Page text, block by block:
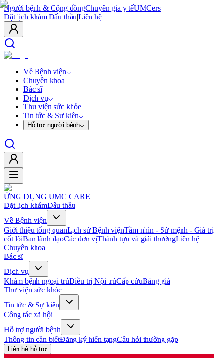
Người bệnh & Cộng đồngChuyên gia y tếUMCers
Đặt lịch khám|Đấu thầu|Liên hệ
Về Bệnh viện
Chuyên khoa
Bác sĩ
Dịch vụ
Thư viện sức khỏe
Tin tức & Sự kiện
Hỗ trợ người bệnh
ỨNG DỤNG UMC CARE
Đặt lịch khámĐấu thầu
Về Bệnh viện
Giới thiệu tổng quanLịch sử Bệnh việnTầm nhìn - Sứ mệnh - Giá trị
cốt lõiBan lãnh đạoCác đơn vịThành tựu và giải thưởngLiên hệ
Chuyên khoa
Bác sĩ
Dịch vụ
Khám bệnh ngoại trúĐiều trị Nội trúCấp cứuBảng giá
Thư viện sức khỏe
Tin tức & Sự kiện
Công tác xã hội
Hỗ trợ người bệnh
Thông tin cần biếtĐăng ký hiến tạngCâu hỏi thường gặp
Liên hệ hỗ trợ